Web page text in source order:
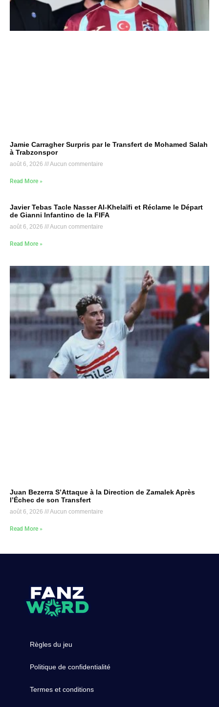
Jamie Carragher Surpris par le Transfert de Mohamed Salah
à Trabzonspor
août 6, 2026 Aucun commentaire
Read More »
Javier Tebas Tacle Nasser Al-Khelaïfi et Réclame le Départ
de Gianni Infantino de la FIFA
août 6, 2026 Aucun commentaire
Read More »
Juan Bezerra S’Attaque à la Direction de Zamalek Après
l’Échec de son Transfert
août 6, 2026 Aucun commentaire
Read More »
Règles du jeu
Politique de confidentialité
Termes et conditions